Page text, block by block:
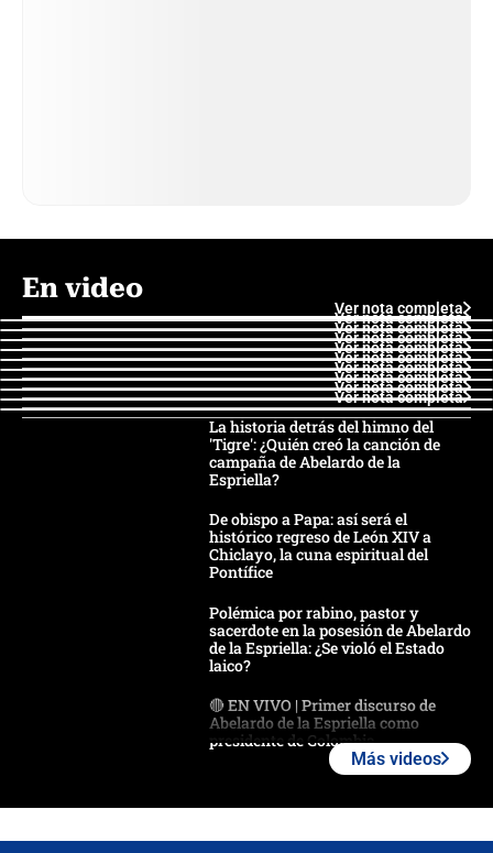
En video
Ver nota completa
Ver nota completa
Ver nota completa
Ver nota completa
Ver nota completa
Ver nota completa
Ver nota completa
Ver nota completa
Ver nota completa
Ver nota completa
La historia detrás del himno del
'Tigre': ¿Quién creó la canción de
campaña de Abelardo de la
Espriella?
De obispo a Papa: así será el
histórico regreso de León XIV a
Chiclayo, la cuna espiritual del
Pontífice
Polémica por rabino, pastor y
sacerdote en la posesión de Abelardo
de la Espriella: ¿Se violó el Estado
laico?
🔴 EN VIVO | Primer discurso de
Abelardo de la Espriella como
presidente de Colombia
Más videos